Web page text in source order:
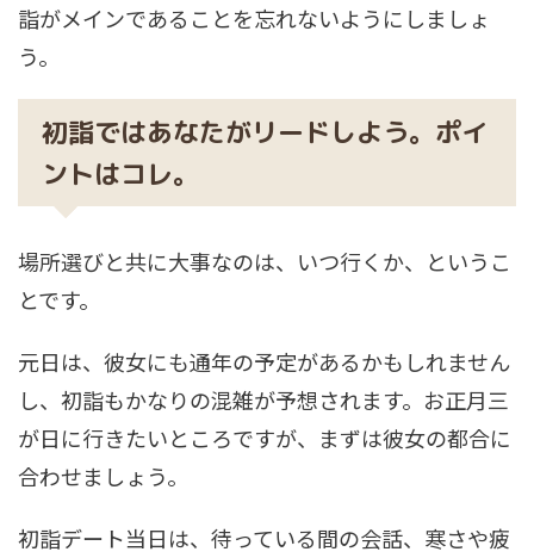
詣がメインであることを忘れないようにしましょ
う。
初詣ではあなたがリードしよう。ポイ
ントはコレ。
場所選びと共に大事なのは、いつ行くか、というこ
とです。
元日は、彼女にも通年の予定があるかもしれません
し、初詣もかなりの混雑が予想されます。お正月三
が日に行きたいところですが、まずは彼女の都合に
合わせましょう。
初詣デート当日は、待っている間の会話、寒さや疲